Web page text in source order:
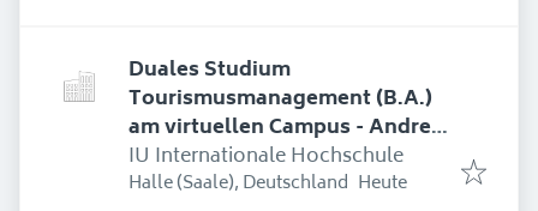
Duales Studium
Tourismusmanagement (B.A.)
am virtuellen Campus - Andreas
Simonsen GmbH Niederlassung
Tarp
IU Internationale Hochschule
Halle (Saale), Deutschland Erschienen
Heute